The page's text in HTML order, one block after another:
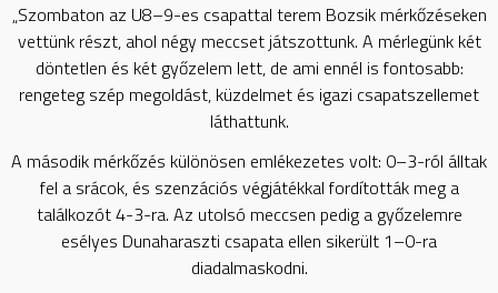
„Szombaton az U8–9-es csapattal terem Bozsik mérkőzéseken
vettünk részt, ahol négy meccset játszottunk. A mérlegünk két
döntetlen és két győzelem lett, de ami ennél is fontosabb:
rengeteg szép megoldást, küzdelmet és igazi csapatszellemet
láthattunk.
A második mérkőzés különösen emlékezetes volt: 0–3-ról álltak
fel a srácok, és szenzációs végjátékkal fordították meg a
találkozót 4-3-ra. Az utolsó meccsen pedig a győzelemre
esélyes Dunaharaszti csapata ellen sikerült 1–0-ra
diadalmaskodni.